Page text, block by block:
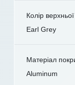
Колір
Earl Grey
Матеріал
Aluminum